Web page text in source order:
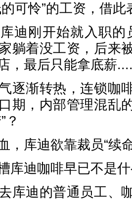
可怜”的工资，借
刚开始就入职的
躺着没工资，后来
，最后只能拿底薪
渐转热，连锁咖
期，内部管理混乱
？
库迪欲靠裁员“续
迪咖啡早已不是什
迪的普通员工、